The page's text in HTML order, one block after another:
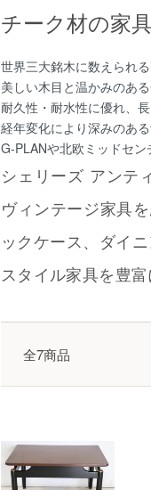
チーク材の家
世界三大銘木に数えられ
美しい木目と温かみのあ
耐久性・耐水性に優れ、
経年変化により深みのあ
G-PLANや北欧ミッドセ
シェリーズ アンテ
ヴィンテージ家具
ックケース、ダイ
スタイル家具を豊富
全7商品